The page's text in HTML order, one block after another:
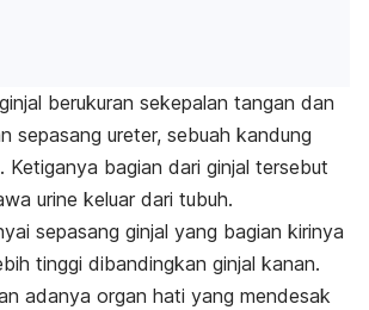
berukuran sekepalan tangan dan
sepasang ureter, sebuah kandung
Ketiganya bagian dari ginjal tersebut
urine keluar dari tubuh.
sepasang ginjal yang bagian kirinya
tinggi dibandingkan ginjal kanan.
adanya organ hati yang mendesak